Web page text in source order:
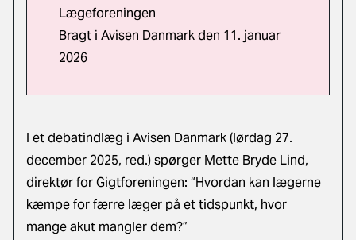
Lægeforeningen
Bragt i Avisen Danmark den 11. januar
2026
I et debatindlæg i Avisen Danmark (lørdag 27.
december 2025, red.) spørger Mette Bryde Lind,
direktør for Gigtforeningen: “Hvordan kan lægerne
kæmpe for færre læger på et tidspunkt, hvor
mange akut mangler dem?”